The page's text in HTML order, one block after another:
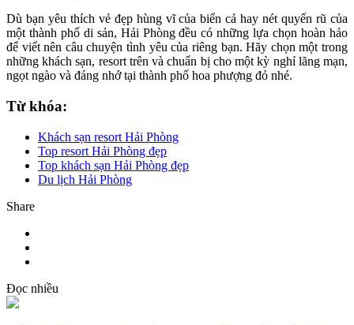
Dù bạn yêu thích vẻ đẹp hùng vĩ của biển cả hay nét quyến rũ của
một thành phố di sản, Hải Phòng đều có những lựa chọn hoàn hảo
để viết nên câu chuyện tình yêu của riêng bạn. Hãy chọn một trong
những khách sạn, resort trên và chuẩn bị cho một kỳ nghỉ lãng mạn,
ngọt ngào và đáng nhớ tại thành phố hoa phượng đỏ nhé.
Từ khóa:
Khách sạn resort Hải Phòng
Top resort Hải Phòng đẹp
Top khách sạn Hải Phòng đẹp
Du lịch Hải Phòng
Share
Đọc nhiều